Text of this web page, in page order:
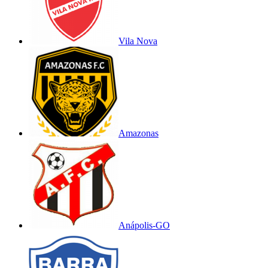
Vila Nova
Amazonas
Anápolis-GO